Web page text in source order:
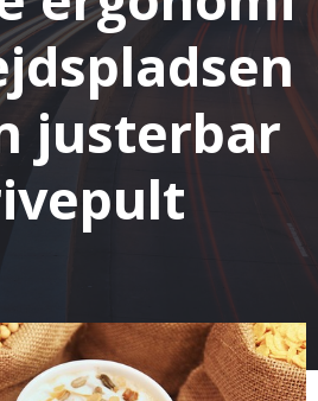
justerbar